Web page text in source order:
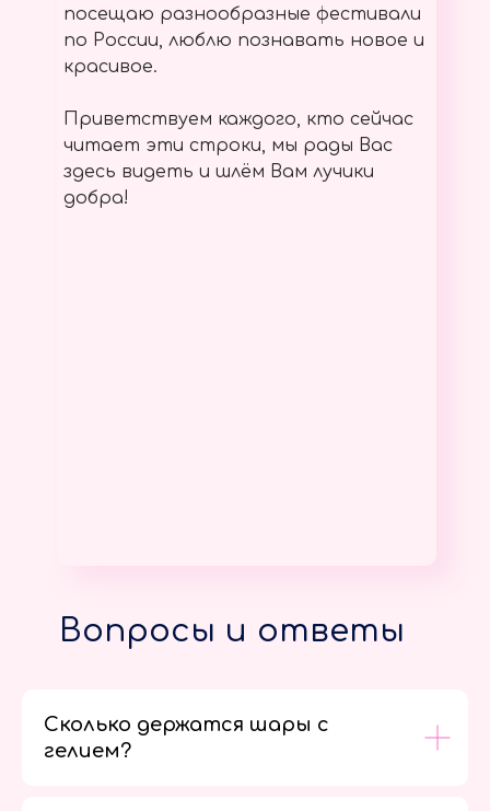
посещаю разнообразные фестивали
по России, люблю познавать новое и
красивое.
Приветствуем каждого, кто сейчас
читает эти строки, мы рады Вас
здесь видеть и шлём Вам лучики
добра!
Вопросы и ответы
Сколько держатся шары с
гелием?